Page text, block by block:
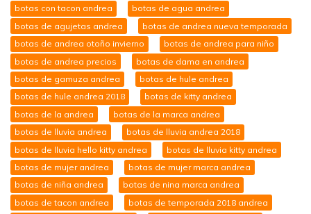
botas con tacon andrea
botas de agua andrea
botas de agujetas andrea
botas de andrea nueva temporada
botas de andrea otoño invierno
botas de andrea para niño
botas de andrea precios
botas de dama en andrea
botas de gamuza andrea
botas de hule andrea
botas de hule andrea 2018
botas de kitty andrea
botas de la andrea
botas de la marca andrea
botas de lluvia andrea
botas de lluvia andrea 2018
botas de lluvia hello kitty andrea
botas de lluvia kitty andrea
botas de mujer andrea
botas de mujer marca andrea
botas de niña andrea
botas de nina marca andrea
botas de tacon andrea
botas de temporada 2018 andrea